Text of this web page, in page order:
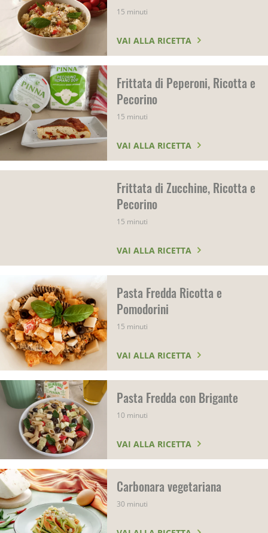
15 minuti
VAI ALLA RICETTA
Frittata di Peperoni, Ricotta e
Pecorino
15 minuti
VAI ALLA RICETTA
Frittata di Zucchine, Ricotta e
Pecorino
15 minuti
VAI ALLA RICETTA
Pasta Fredda Ricotta e
Pomodorini
15 minuti
VAI ALLA RICETTA
Pasta Fredda con Brigante
10 minuti
VAI ALLA RICETTA
Carbonara vegetariana
30 minuti